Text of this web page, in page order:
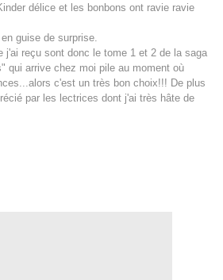
délice et les bonbons ont ravie ravie
guise de surprise.
j'ai reçu sont donc le tome 1 et 2 de la saga
qui arrive chez moi pile au moment où
c'est un très bon choix!!! De plus
par les lectrices dont j'ai très hâte de